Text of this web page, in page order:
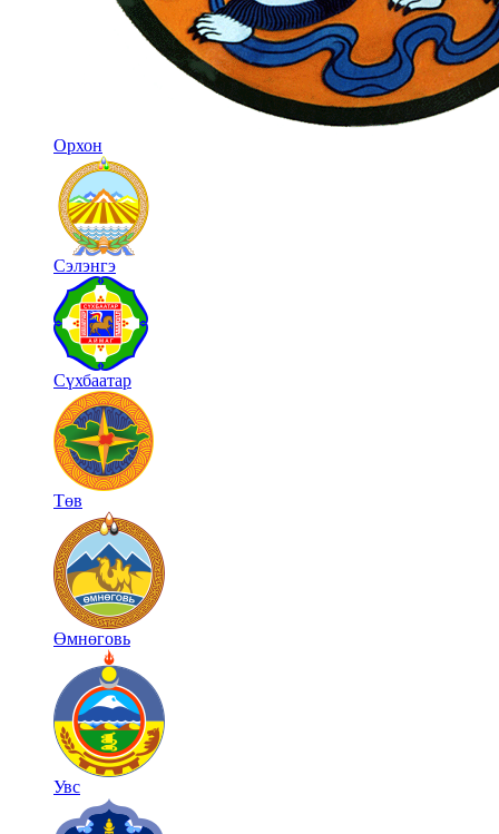
Орхон
Сэлэнгэ
Сүхбаатар
Төв
Өмнөговь
Увс